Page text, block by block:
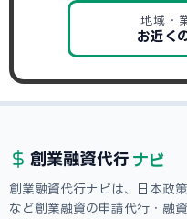
地域・
お近く
創業融資代行 ナビ
創業融資代行ナビは、日本政
など創業融資の申請代行・融